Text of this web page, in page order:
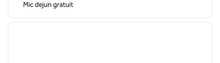
Mic dejun gratuit
1 din 12